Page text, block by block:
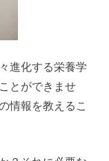
進化する栄養学
とができませ
情報を教えるこ